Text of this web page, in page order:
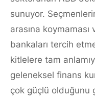
sunuyor.
arasına
bankaları tercih
kitlelere tam
geleneksel finans
çok güçlü olduğunu